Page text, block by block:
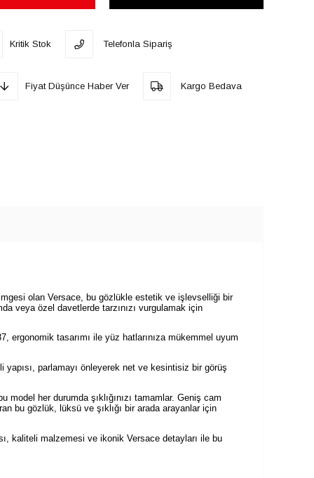
Kritik Stok Telefonla Sipariş
Fiyat Düşünce Haber Ver Kargo Bedava
olan Versace, bu gözlükle estetik ve işlevselliği bir
veya özel davetlerde tarzınızı vurgulamak için
ergonomik tasarımı ile yüz hatlarınıza mükemmel uyum
yapısı, parlamayı önleyerek net ve kesintisiz bir görüş
her durumda şıklığınızı tamamlar. Geniş cam
bu gözlük, lüksü ve şıklığı bir arada arayanlar için
kaliteli malzemesi ve ikonik Versace detayları ile bu